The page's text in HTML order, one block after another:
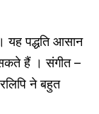
यह पद्धति आसान
हैं । संगीत –
ने बहुत